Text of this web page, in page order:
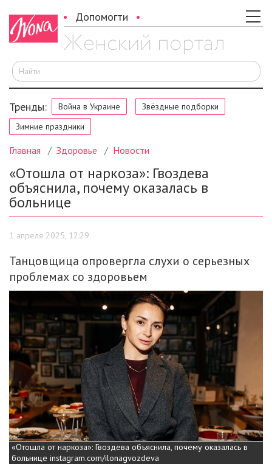
Допомогти
Тренды: Война в Украине
Звёздные подборки
Зимние праздники
Главная Здоровье Новости
«Отошла от наркоза»: Гвоздева
объяснила, почему оказалась в
больнице
1 апреля 2025, 12:29
Танцовщица опровергла слухи о серьезных
проблемах со здоровьем
«Отошла от наркоза»: Гвоздева объяснила, почему оказалась в
больнице instagram.com/ilonagvozdeva